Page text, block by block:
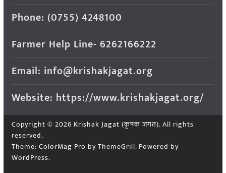
Phone: (0755) 4248100
Farmer Help Line- 6262166222
Email: info@krishakjagat.org
Website: https://www.krishakjagat.org/
Copyright © 2026 Krishak Jagat (कृषक जगत). All rights
reserved.
Theme: ColorMag Pro by ThemeGrill. Powered by
WordPress.